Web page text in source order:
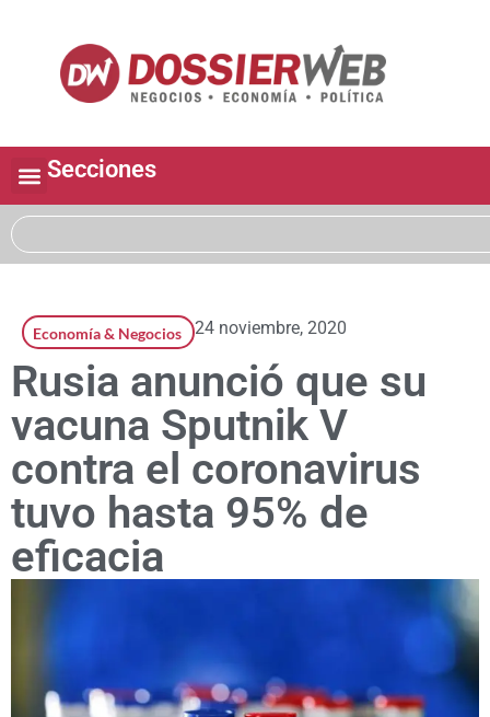
Secciones
Economía & Negocios 24 noviembre, 2020
Rusia anunció que su
vacuna Sputnik V
contra el coronavirus
tuvo hasta 95% de
eficacia